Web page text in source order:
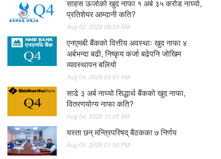
साहस ऊर्जाको खुद नाफा १ अर्ब ३५ करोड नाघ्यो,
प्रतिशेयर आम्दानी कति?
Aug 02, 2026 09:39 AM
एनएमबी बैंकको वित्तीय अवस्थाः खुद नाफा ४
अर्बभन्दा बढी, निष्कृय कर्जा बढेपनि जोखिम
व्यवस्थापन बलियो
Aug 04, 2026 04:01 AM
साढे ३ अर्ब नाघ्यो सिद्धार्थ बैंकको खुद नाफा,
वितरणयोग्य नाफा कति?
Aug 04, 2026 10:05 AM
यस्ता छन् मन्त्रिपरिषद् बैठकका ७ निर्णय
Aug 05, 2026 01:59 PM